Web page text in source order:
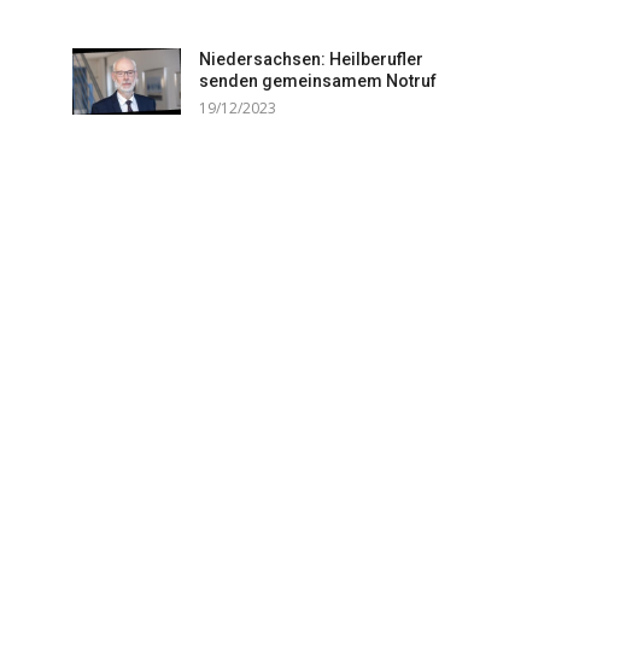
Niedersachsen: Heilberufler
senden gemeinsamem Notruf
19/12/2023